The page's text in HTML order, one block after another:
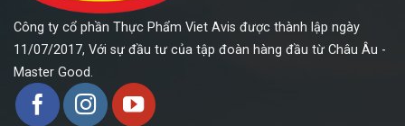
Công ty cổ phần Thực Phẩm Viet Avis được thành lập ngày
11/07/2017, Với sự đầu tư của tập đoàn hàng đầu từ Châu Âu -
Master Good.